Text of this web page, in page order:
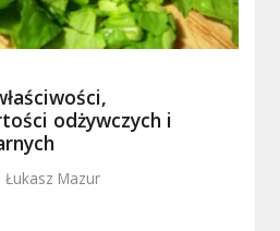
odżywczych i
Łukasz Mazur